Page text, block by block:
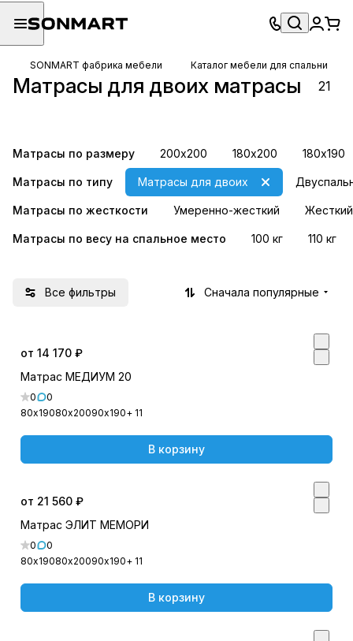
SONMART фабрика мебели Каталог мебели для спальни
Матрасы для двоих матрасы 21
500 пружин на
спальное место
1000 пружин на
спальное место
Матрасы по размеру 200х200 180х200 180х190
Матрасы по типу Матрасы для двоих
Матрасы по жесткости Умеренно-жесткий Жесткий
Матрасы по весу на спальное место 100 кг 110 кг
Все фильтры Сначала популярные
от 14 170 ₽
Матрас МЕДИУМ 20
0
0
80х19080х20090х190+ 11
В корзину
от 21 560 ₽
Матрас ЭЛИТ МЕМОРИ
0
0
80х19080х20090х190+ 11
В корзину